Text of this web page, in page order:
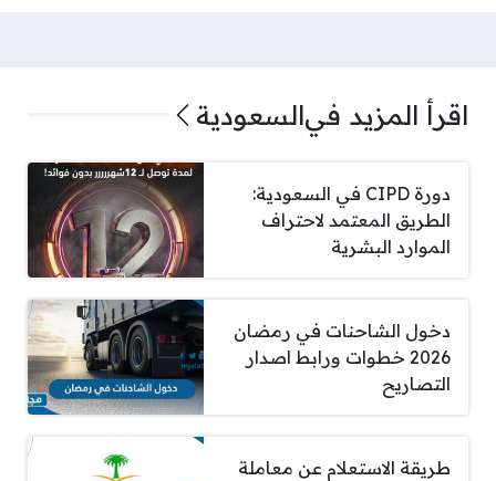
اقرأ المزيد فيالسعودية
دورة CIPD في السعودية:
الطريق المعتمد لاحتراف
الموارد البشرية
دخول الشاحنات في رمضان
2026 خطوات ورابط اصدار
التصاريح
طريقة الاستعلام عن معاملة